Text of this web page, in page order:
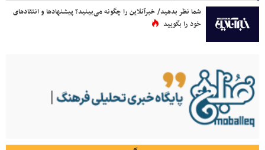
شما نظر بدهید/ خبرآنلاین را چگونه می‌بینید؟ پیشنهادها و انتقادهای
خود را بگویید